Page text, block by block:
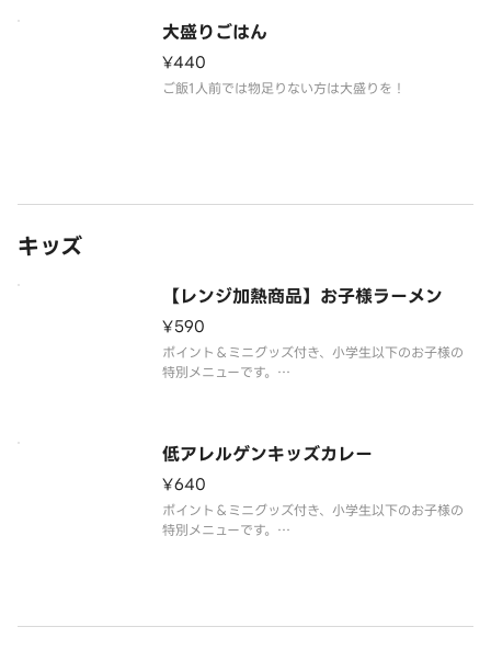
大盛りごはん
¥440
ご飯1人前では物足りない方は大盛りを！
キッズ
【レンジ加熱商品】お子様ラーメン
¥590
ポイント＆ミニグッズ付き、小学生以下のお子様の
特別メニューです。
低アレルゲンキッズカレー
¥640
ポイント＆ミニグッズ付き、小学生以下のお子様の
特別メニューです。
しております。